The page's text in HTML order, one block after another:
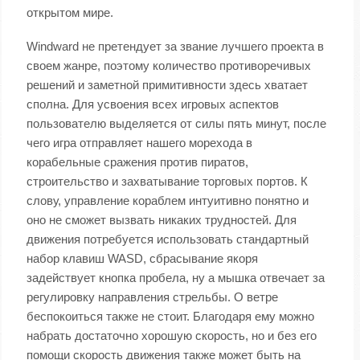
открытом мире.
Windward не претендует за звание лучшего проекта в
своем жанре, поэтому количество противоречивых
решений и заметной примитивности здесь хватает
сполна. Для усвоения всех игровых аспектов
пользователю выделяется от силы пять минут, после
чего игра отправляет нашего морехода в
корабельные сражения против пиратов,
строительство и захватывание торговых портов. К
слову, управление кораблем интуитивно понятно и
оно не сможет вызвать никаких трудностей. Для
движения потребуется использовать стандартный
набор клавиш WASD, сбрасывание якоря
задействует кнопка пробела, ну а мышка отвечает за
регулировку направления стрельбы. О ветре
беспокоиться также не стоит. Благодаря ему можно
набрать достаточно хорошую скорость, но и без его
помощи скорость движения также может быть на